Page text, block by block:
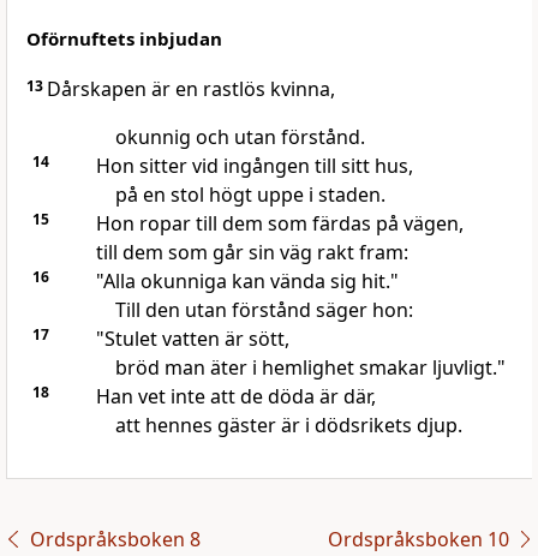
Oförnuftets inbjudan
13 Dårskapen är en rastlös kvinna,
okunnig och utan förstånd.
14
Hon sitter vid ingången till sitt hus,
på en stol högt uppe i staden.
15
Hon ropar till dem som färdas på vägen,
till dem som går sin väg rakt fram:
16
"Alla okunniga kan vända sig hit."
Till den utan förstånd säger hon:
17
"Stulet vatten är sött,
bröd man äter i hemlighet smakar ljuvligt."
18
Han vet inte att de döda är där,
att hennes gäster är i dödsrikets djup.
Ordspråksboken 8 Ordspråksboken 10